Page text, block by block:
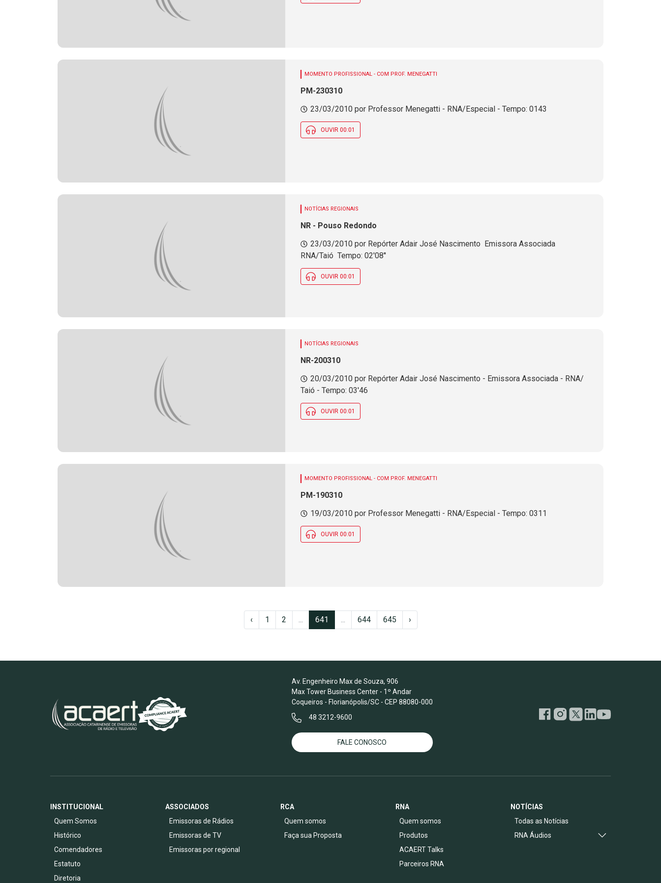
MOMENTO PROFISSIONAL - COM PROF. MENEGATTI
PM-230310
23/03/2010 por Professor Menegatti - RNA/Especial - Tempo: 0143
OUVIR 00:01
NOTÍCIAS REGIONAIS
NR - Pouso Redondo
23/03/2010 por Repórter Adair José Nascimento  Emissora Associada 
RNA/Taió  Tempo: 02'08''
OUVIR 00:01
NOTÍCIAS REGIONAIS
NR-200310
20/03/2010 por Repórter Adair José Nascimento - Emissora Associada - RNA/
Taió - Tempo: 03'46
OUVIR 00:01
MOMENTO PROFISSIONAL - COM PROF. MENEGATTI
PM-190310
19/03/2010 por Professor Menegatti - RNA/Especial - Tempo: 0311
OUVIR 00:01
‹ 1 2 ... 641 ... 644 645 ›
Av. Engenheiro Max de Souza, 906
Max Tower Business Center - 1º Andar
Coqueiros - Florianópolis/SC - CEP 88080-000
48 3212-9600
FALE CONOSCO
INSTITUCIONAL
Quem Somos
Histórico
Comendadores
Estatuto
Diretoria
ASSOCIADOS
Emissoras de Rádios
Emissoras de TV
Emissoras por regional
RCA
Quem somos
Faça sua Proposta
RNA
Quem somos
Produtos
ACAERT Talks
Parceiros RNA
NOTÍCIAS
Todas as Notícias
RNA Áudios